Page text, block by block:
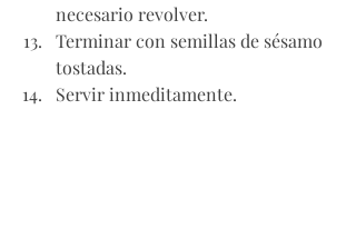
necesario revolver.
Terminar con semillas de sésamo
tostadas.
Servir inmeditamente.